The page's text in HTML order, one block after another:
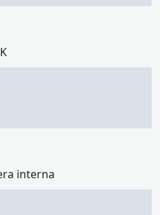
interna